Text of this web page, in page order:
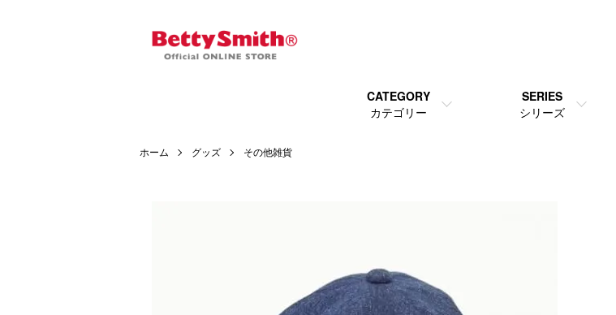
CATEGORY
カテゴリー
SERIES
シリーズ
ホーム グッズ その他雑貨